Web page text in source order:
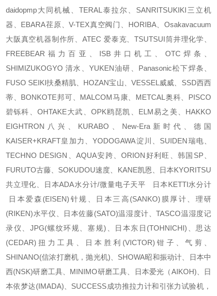
daidopmp大同机械、TERAL泰拉尔、SANRITSUKIKI三立机
器、EBARA荏原、V-TEX真空阀门、HORIBA、Osakavacuum
大阪真空机器制作所、ATEC 爱泰克、TSUTSUI筒井理化学、
FREEBEAR福力百亚、ISB井口机工、OTC焊条、
SHIMIZUKOGYO 清水、YUKEN油研、Panasonic松下焊条、
FUSO SEIKI扶桑精肌、HOZAN宝山、VESSEL威威、SSD西西
蒂、BONKOTE邦可、MALCOM马康、METCAL奥科、PISCO
碧铄科、OHTAKE大武、OPK鸥琵凯、ELM易之美、HAKKO
EIGHTRON八兴、KURABO、New-Era新时代、德国
KAISER+KRAFT皇加力、YODOGAWA淀川、SUIDEN瑞电、
TECHNO DESIGN、AQUA安跨、ORION好利旺、韩国SP、
FURUTO古藤、SOKUDOU速度、KANE凯恩、日本KYORITSU
共立理化、日本ADA水分计/微量电子天平 日本KETTI水分计
日本爱森(EISEN)针规、日本三高(SANKO)膜厚计、理研
(RIKEN)水平仪、日本佐藤(SATO)温湿度计、TASCO温湿度记
录仪、JPG(螺纹环规、塞规)、日本东日(TOHNICHI)、思达
(CEDAR)扭力工具、日本胜利(VICTOR)钳子、气剪、
SHINANO(信浓打磨机，抛光机)、SHOWA昭和振动计、日本中
西(NSK)研磨工具、MINIMO研磨工具、日本爱光（AIKOH)、日
本依梦达(IMADA)、SUCCESS成功推拉力计和引张力试验机，